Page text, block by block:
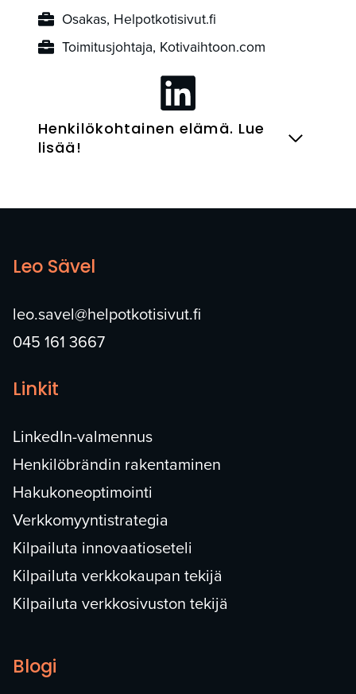
Osakas, Helpotkotisivut.fi
Toimitusjohtaja, Kotivaihtoon.com
Henkilökohtainen elämä. Lue
lisää!
Leo Sävel
leo.savel@helpotkotisivut.fi
045 161 3667
Linkit
LinkedIn-valmennus
Henkilöbrändin rakentaminen
Hakukoneoptimointi
Verkkomyyntistrategia
Kilpailuta innovaatioseteli
Kilpailuta verkkokaupan tekijä
Kilpailuta verkkosivuston tekijä
Blogi